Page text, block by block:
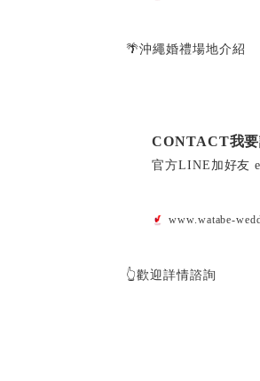
🌴沖繩婚禮場地介紹
CONTACT我要
官方LINE加好友
www.watabe-
👆歡迎詳情諮詢